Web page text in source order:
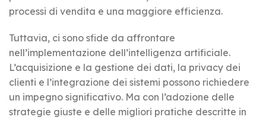
processi di vendita e una maggiore efficienza.
Tuttavia, ci sono sfide da affrontare
nell’implementazione dell’intelligenza artificiale.
L’acquisizione e la gestione dei dati, la privacy dei
clienti e l’integrazione dei sistemi possono richiedere
un impegno significativo. Ma con l’adozione delle
strategie giuste e delle migliori pratiche descritte in